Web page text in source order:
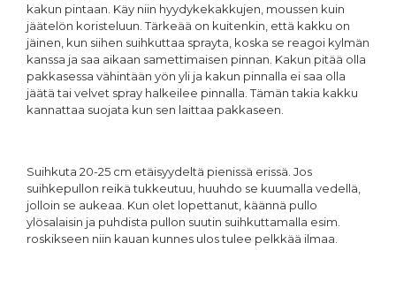
kakun pintaan. Käy niin hyydykekakkujen, moussen kuin
jäätelön koristeluun. Tärkeää on kuitenkin, että kakku on
jäinen, kun siihen suihkuttaa sprayta, koska se reagoi kylmän
kanssa ja saa aikaan samettimaisen pinnan. Kakun pitää olla
pakkasessa vähintään yön yli ja kakun pinnalla ei saa olla
jäätä tai velvet spray halkeilee pinnalla. Tämän takia kakku
kannattaa suojata kun sen laittaa pakkaseen.
Suihkuta 20-25 cm etäisyydeltä pienissä erissä. Jos
suihkepullon reikä tukkeutuu, huuhdo se kuumalla vedellä,
jolloin se aukeaa. Kun olet lopettanut, käännä pullo
ylösalaisin ja puhdista pullon suutin suihkuttamalla esim.
roskikseen niin kauan kunnes ulos tulee pelkkää ilmaa.